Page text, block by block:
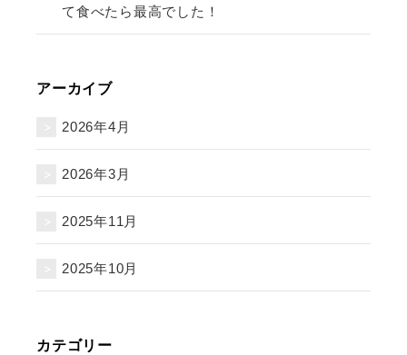
て食べたら最高でした！
アーカイブ
2026年4月
2026年3月
2025年11月
2025年10月
カテゴリー